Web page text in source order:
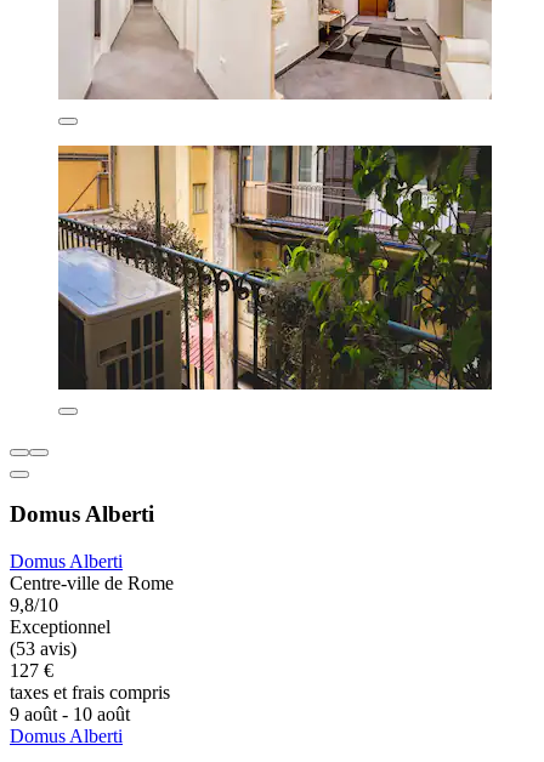
Domus Alberti
Domus Alberti
Centre-ville de Rome
9,8/10
Exceptionnel
(53 avis)
127 €
taxes et frais compris
9 août - 10 août
Domus Alberti